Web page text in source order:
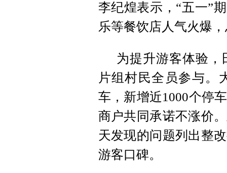
李纪煌表示，“五一”
乐等餐饮店人气火爆
为提升游客体验
片组村民全员参与。
车，新增近1000个停
商户共同承诺不涨价
天发现的问题列出整
游客口碑。